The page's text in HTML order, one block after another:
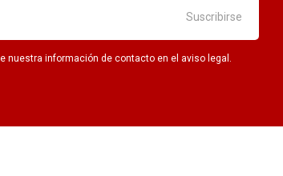
nuestra información de contacto en el aviso legal.